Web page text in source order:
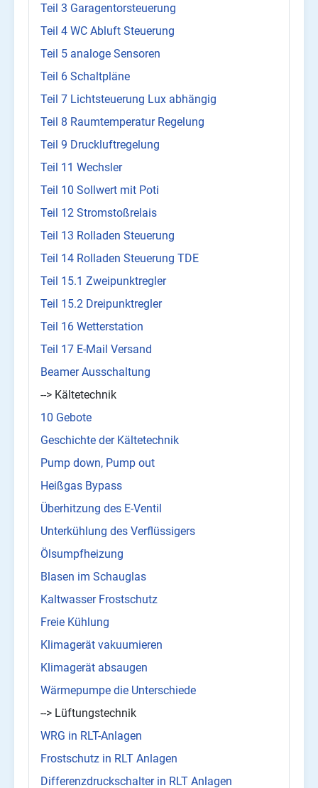
Teil 3 Garagentorsteuerung
Teil 4 WC Abluft Steuerung
Teil 5 analoge Sensoren
Teil 6 Schaltpläne
Teil 7 Lichtsteuerung Lux abhängig
Teil 8 Raumtemperatur Regelung
Teil 9 Druckluftregelung
Teil 11 Wechsler
Teil 10 Sollwert mit Poti
Teil 12 Stromstoßrelais
Teil 13 Rolladen Steuerung
Teil 14 Rolladen Steuerung TDE
Teil 15.1 Zweipunktregler
Teil 15.2 Dreipunktregler
Teil 16 Wetterstation
Teil 17 E-Mail Versand
Beamer Ausschaltung
--> Kältetechnik
10 Gebote
Geschichte der Kältetechnik
Pump down, Pump out
Heißgas Bypass
Überhitzung des E-Ventil
Unterkühlung des Verflüssigers
Ölsumpfheizung
Blasen im Schauglas
Kaltwasser Frostschutz
Freie Kühlung
Klimagerät vakuumieren
Klimagerät absaugen
Wärmepumpe die Unterschiede
--> Lüftungstechnik
WRG in RLT-Anlagen
Frostschutz in RLT Anlagen
Differenzdruckschalter in RLT Anlagen